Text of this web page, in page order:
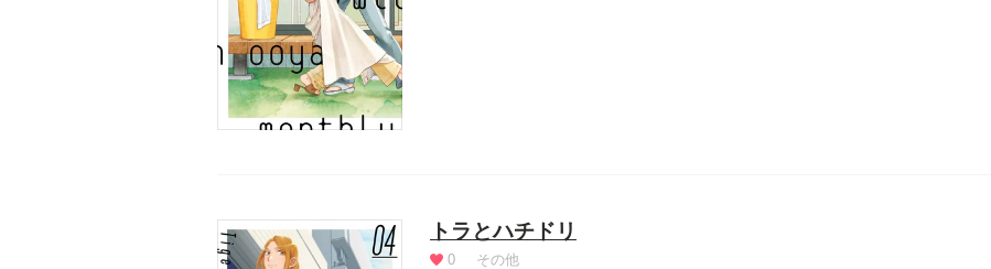
トラとハチドリ
0 その他